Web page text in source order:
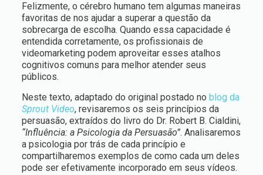
Felizmente, o cérebro humano tem algumas maneiras
favoritas de nos ajudar a superar a questão da
sobrecarga de escolha. Quando essa capacidade é
entendida corretamente, os profissionais de
videomarketing podem aproveitar esses atalhos
cognitivos comuns para melhor atender seus
públicos.
Neste texto, adaptado do original postado no blog da
Sprout Video, revisaremos os seis princípios da
persuasão, extraídos do livro do Dr. Robert B. Cialdini,
“Influência: a Psicologia da Persuasão”. Analisaremos
a psicologia por trás de cada princípio e
compartilharemos exemplos de como cada um deles
pode ser efetivamente incorporado em seus vídeos.